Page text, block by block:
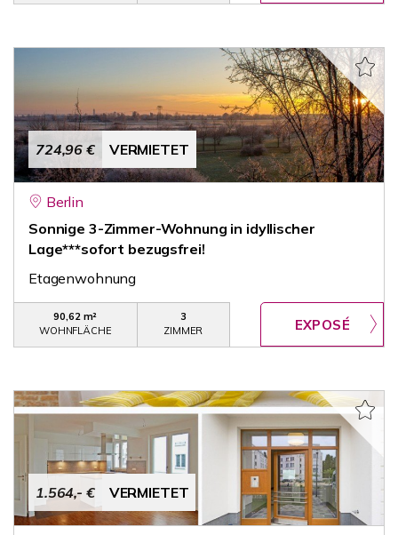
724,96 € VERMIETET
Berlin
Sonnige 3-Zimmer-Wohnung in idyllischer
Lage***sofort bezugsfrei!
Etagenwohnung
90,62 m²
WOHNFLÄCHE
3
ZIMMER
1.564,- € VERMIETET